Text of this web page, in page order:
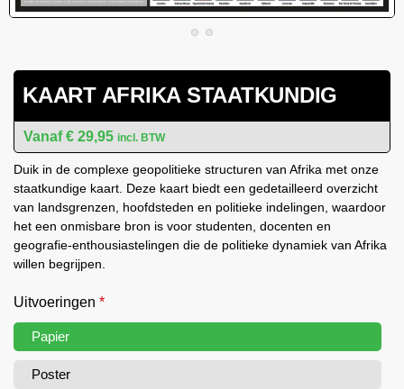
KAART AFRIKA STAATKUNDIG
€ 29,95 incl. BTW
Duik in de complexe geopolitieke structuren van Afrika met onze
staatkundige kaart. Deze kaart biedt een gedetailleerd overzicht
van landsgrenzen, hoofdsteden en politieke indelingen, waardoor
het een onmisbare bron is voor studenten, docenten en
geografie-enthousiastelingen die de politieke dynamiek van Afrika
willen begrijpen.
Uitvoeringen *
Papier
Poster